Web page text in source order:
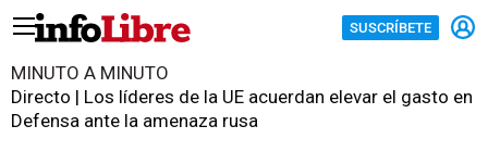
SUSCRÍBETE
MINUTO A MINUTO
Directo | Los líderes de la UE acuerdan elevar el gasto en
Defensa ante la amenaza rusa